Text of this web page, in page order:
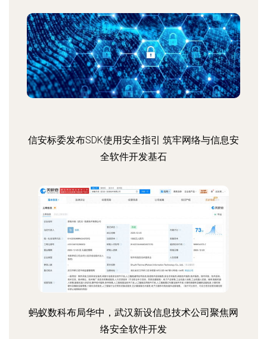
信安标委发布SDK使用安全指引 筑牢网络与信息安
全软件开发基石
蚂蚁数科布局华中，武汉新设信息技术公司聚焦网
络安全软件开发